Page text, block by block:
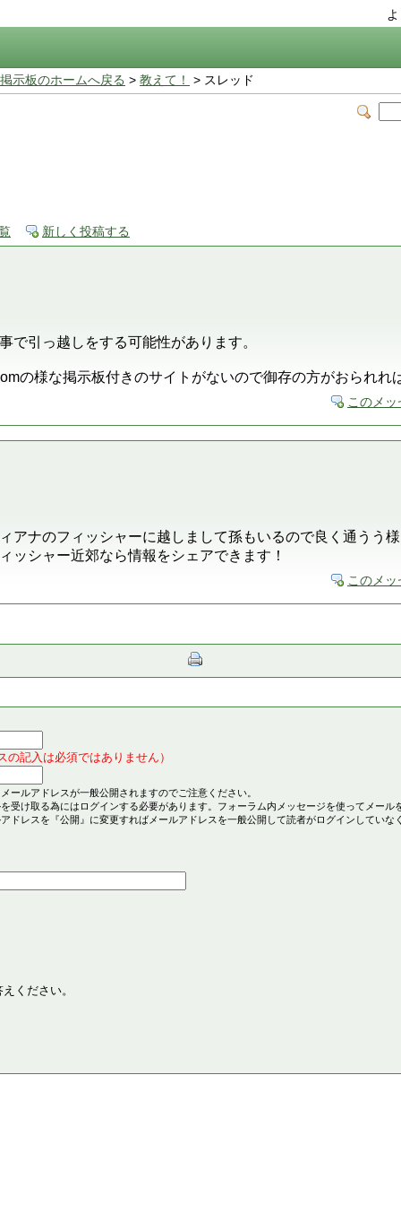
掲示板のホームへ戻る > 教えて！ > スレッド
新しく投稿する
で引っ越しをする可能性があります。
の様な掲示板付きのサイトがないので御存の方がおられれ
このメッ
アナのフィッシャーに越しまして孫もいるので良く通うう
ッシャー近郊なら情報をシェアできます！
このメッ
記入は必須ではありません）
ールアドレスが一般公開されますのでご注意ください。
受け取る為にはログインする必要があります。フォーラム内メッセージを使ってメール
ドレスを『公開』に変更すればメールアドレスを一般公開して読者がログインしていな
ください。